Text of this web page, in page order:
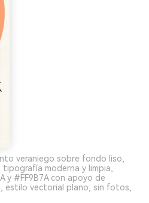
veraniego sobre fondo liso,
moderna y limpia,
y #FF9B7A con apoyo de
estilo vectorial plano, sin fotos,